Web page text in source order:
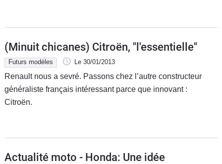
(Minuit chicanes) Citroën, "l'essentielle"
Futurs modèles Le 30/01/2013
Renault nous a sevré. Passons chez l’autre constructeur
généraliste français intéressant parce que innovant :
Citroën.
Actualité moto - Honda: Une idée